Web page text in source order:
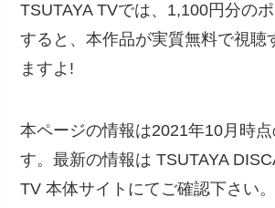
TSUTAYA TVでは、1,100円分の
すると、本作品が実質無料で視聴
ますよ!
本ページの情報は2021年10月時
す。最新の情報は TSUTAYA
TV 本体サイトにてご確認下さい。